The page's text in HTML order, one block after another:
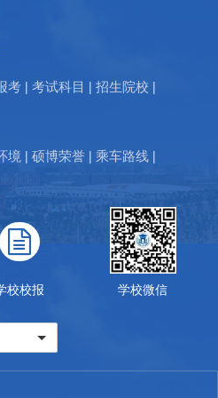
考 | 考试科目 | 招生院校 |
境 | 硕博荣誉 | 乘车路线 |
校校报 学校微信